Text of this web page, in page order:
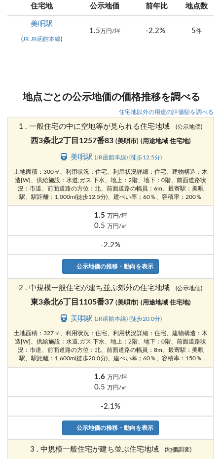
住宅地 公示地価 前年比 地点数
美唄駅
(JR JR函館本線)
1.5 万円/坪 -2.2% 5件
地点ごとの公示地価の価格推移を調べる
住宅地以外の用途の評価額を調べる
1 . 一般住宅の中に空地等が見られる住宅地域 (公示地価)
西3条北2丁目1257番83 (美唄市) (用途地域 住宅地)
美唄駅(JR函館本線) (徒歩12.5分)
土地面積：300㎡、利用状況：住宅、利用状況詳細：住宅、建物構造：木
造[W]、供給施設：水道,ガス,下水、地上：2階、地下：0階、前面道路状
況：市道、前面道路の方位：北、前面道路の幅員：6m、最寄駅：美唄
駅、駅距離：1,000m(徒歩12.5分)、建ぺい率；60％、容積率：200％
1.5 万円/坪
0.5 万円/㎡
-2.2%
公示地価の推移・動向を表示
2 . 中規模一般住宅が建ち並ぶ郊外の住宅地域 (公示地価)
東3条北6丁目1105番37 (美唄市) (用途地域 住宅地)
美唄駅(JR函館本線) (徒歩20.0分)
土地面積：327㎡、利用状況：住宅、利用状況詳細：住宅、建物構造：木
造[W]、供給施設：水道,ガス,下水、地上：2階、地下：0階、前面道路状
況：市道、前面道路の方位：北、前面道路の幅員：8m、最寄駅：美唄
駅、駅距離：1,600m(徒歩20.0分)、建ぺい率；60％、容積率：150％
1.6 万円/坪
0.5 万円/㎡
-2.1%
公示地価の推移・動向を表示
3 . 中規模一般住宅が建ち並ぶ住宅地域 (地価調査)